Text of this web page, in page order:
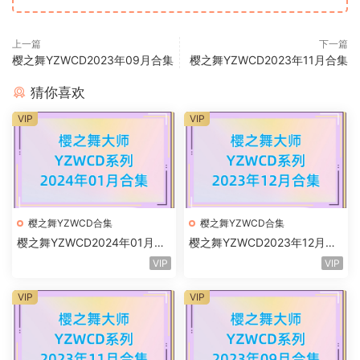
上一篇
樱之舞YZWCD2023年09月合集
下一篇
樱之舞YZWCD2023年11月合集
猜你喜欢
樱之舞YZWCD合集
樱之舞YZWCD2024年01月合
VIP
VIP
樱之舞YZWCD合集
樱之舞YZWCD2023年12月合
VIP
VIP
VIP VIP